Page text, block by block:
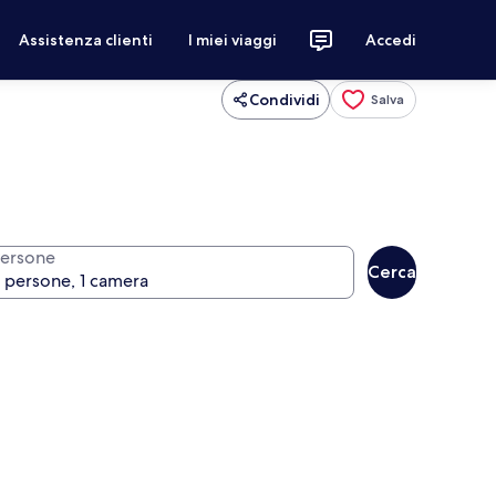
Assistenza clienti I miei viaggi Accedi
Condividi Salva
Cerca